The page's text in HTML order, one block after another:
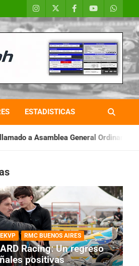
ESTADISTICAS
Ordinaria IAME SERIES
RMC BUENOS AIRES
Racing: Un regreso
positivas